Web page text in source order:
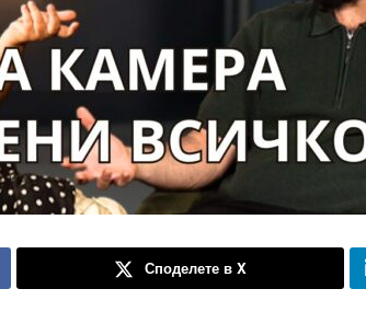
Споделете в X